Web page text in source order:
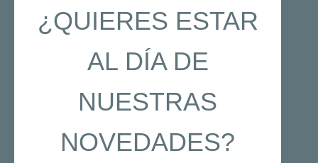
¿QUIERES ESTAR
AL DÍA DE
NUESTRAS
NOVEDADES?